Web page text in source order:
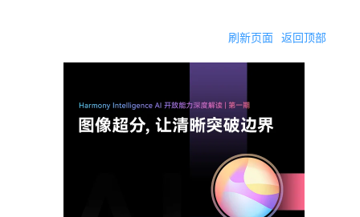
刷新页面 返回顶部